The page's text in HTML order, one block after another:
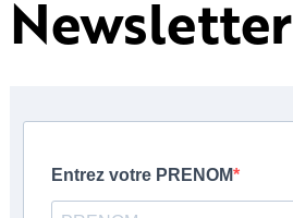
Newsletter
Entrez votre PRENOM